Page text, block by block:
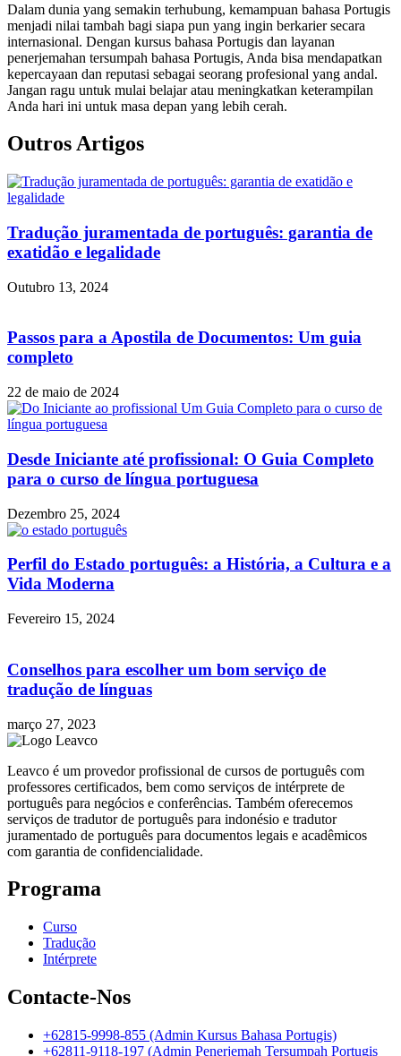
Dalam dunia yang semakin terhubung, kemampuan bahasa Portugis
menjadi nilai tambah bagi siapa pun yang ingin berkarier secara
internasional. Dengan kursus bahasa Portugis dan layanan
penerjemahan tersumpah bahasa Portugis, Anda bisa mendapatkan
kepercayaan dan reputasi sebagai seorang profesional yang andal.
Jangan ragu untuk mulai belajar atau meningkatkan keterampilan
Anda hari ini untuk masa depan yang lebih cerah.
Outros Artigos
Tradução juramentada de português: garantia de
exatidão e legalidade
Outubro 13, 2024
Passos para a Apostila de Documentos: Um guia
completo
22 de maio de 2024
Desde Iniciante até profissional: O Guia Completo
para o curso de língua portuguesa
Dezembro 25, 2024
Perfil do Estado português: a História, a Cultura e a
Vida Moderna
Fevereiro 15, 2024
Conselhos para escolher um bom serviço de
tradução de línguas
março 27, 2023
Leavco é um provedor profissional de cursos de português com
professores certificados, bem como serviços de intérprete de
português para negócios e conferências. Também oferecemos
serviços de tradutor de português para indonésio e tradutor
juramentado de português para documentos legais e acadêmicos
com garantia de confidencialidade.
Programa
Curso
Tradução
Intérprete
Contacte-Nos
+62815-9998-855 (Admin Kursus Bahasa Portugis)
+62811-9118-197 (Admin Penerjemah Tersumpah Portugis